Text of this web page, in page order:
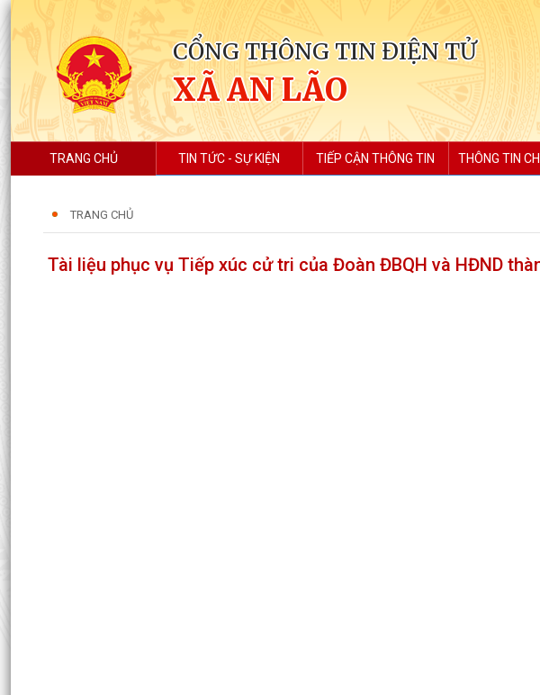
CỔNG THÔNG TIN ĐIỆN TỬ
XÃ AN LÃO
TRANG CHỦ TIN TỨC - SỰ KIỆN TIẾP CẬN THÔNG TIN THÔNG TIN
TRANG CHỦ
Tài liệu phục vụ Tiếp xúc cử tri của Đoàn ĐBQH và HĐND